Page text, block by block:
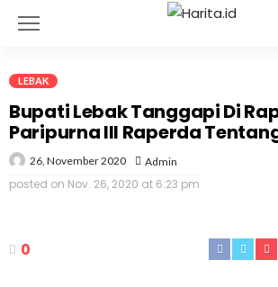
LEBAK
Bupati Lebak Tanggapi Di
Paripurna III Raperda Tentang
26, November 2020 Admin
posted on Nov. 26, 2020 at 6:23 pm
0